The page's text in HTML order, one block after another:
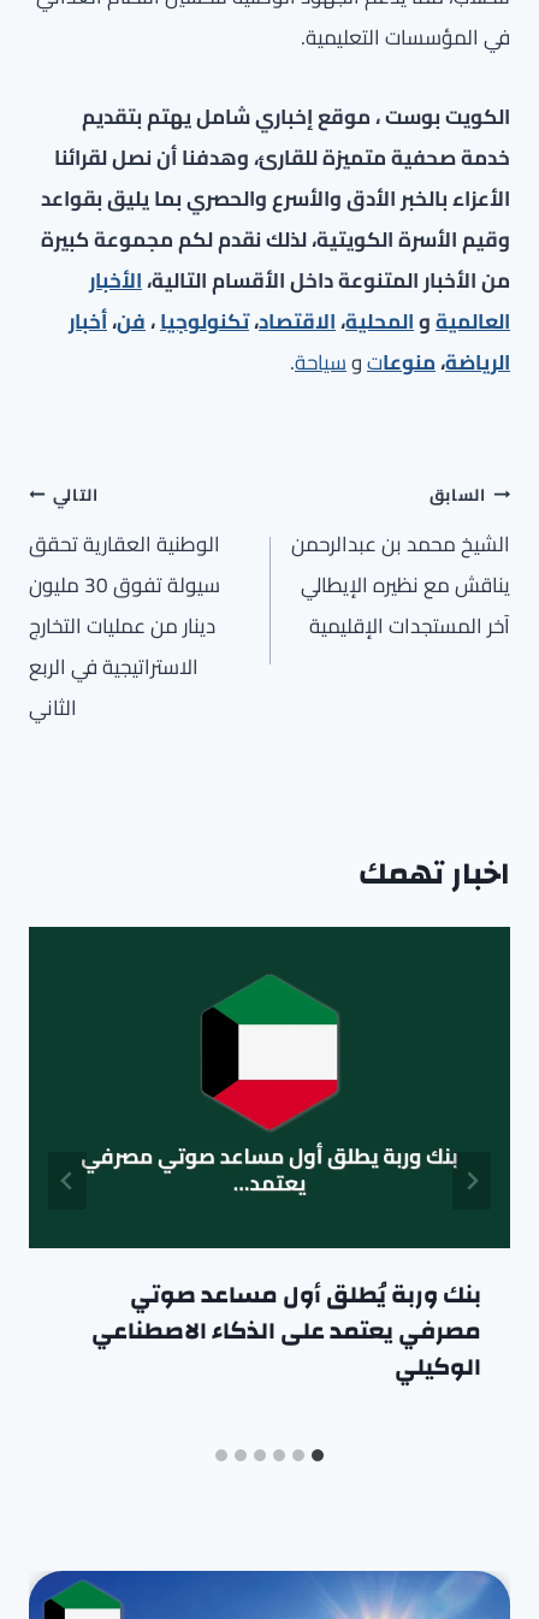
في المؤسسات التعليمية.
الكويت بوست ، موقع إخباري شامل يهتم بتقديم
خدمة صحفية متميزة للقارئ، وهدفنا أن نصل لقرائنا
الأعزاء بالخبر الأدق والأسرع والحصري بما يليق بقواعد
وقيم الأسرة الكويتية، لذلك نقدم لكم مجموعة كبيرة
من الأخبار المتنوعة داخل الأقسام التالية،الأخبار
العالميةوالمحلية،الاقتصاد،تكنولوجيا،فن،أخبار
الرياضة،منوعاتوسياحة.
تصفّح
المقالات
السابق
الشيخ محمد بن عبدالرحمن
يناقش مع نظيره الإيطالي
آخر المستجدات الإقليمية
التالي
الوطنية العقارية تحقق
سيولة تفوق 30 مليون
دينار من عمليات التخارج
الاستراتيجية في الربع
الثاني
اخبار تهمك
بنك وربة يُطلق أول مساعد صوتي
مصرفي يعتمد على الذكاء الاصطناعي
الوكيلي